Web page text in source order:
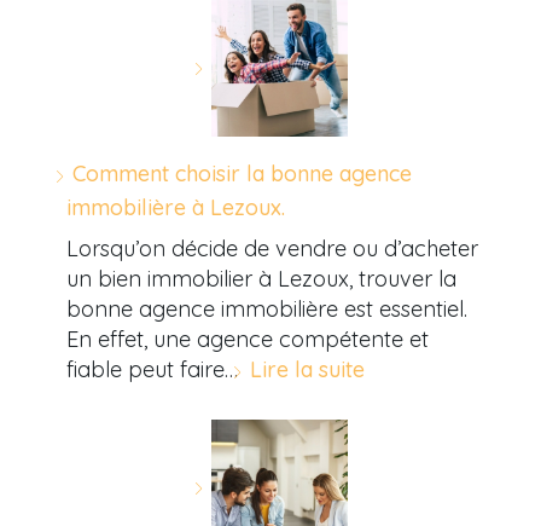
Comment choisir la bonne agence
immobilière à Lezoux.
Lorsqu’on décide de vendre ou d’acheter
un bien immobilier à Lezoux, trouver la
bonne agence immobilière est essentiel.
En effet, une agence compétente et
fiable peut faire… Lire la suite